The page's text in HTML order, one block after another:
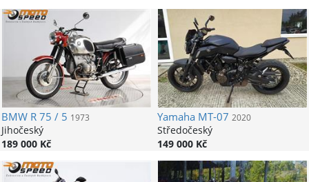
BMWR 75 / 5 1973
Jihočeský
189 000 Kč
YamahaMT-07 2020
Středočeský
149 000 Kč